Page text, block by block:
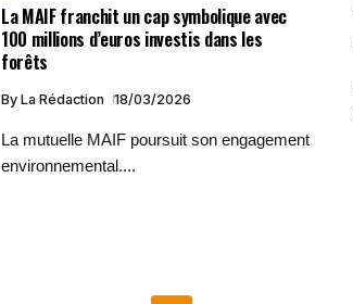
La MAIF franchit un cap symbolique avec
100 millions d’euros investis dans les
forêts
By La Rédaction 18/03/2026
La mutuelle MAIF poursuit son engagement
environnemental....